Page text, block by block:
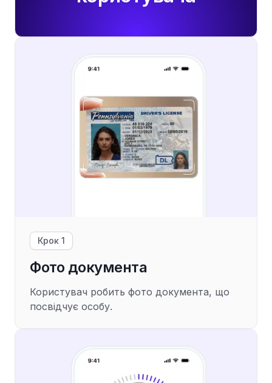
Крок 1
Фото документа
Користувач робить фото документа, що
посвідчує особу.